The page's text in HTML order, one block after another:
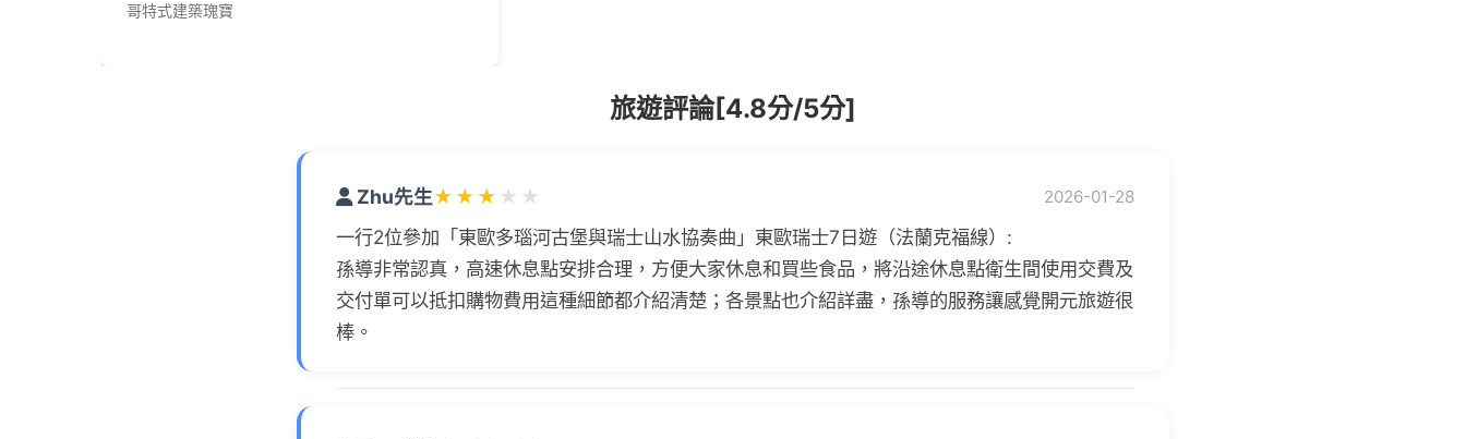
哥特式建築瑰寶
旅遊評論[4.8分/5分]
Zhu先生★ ★ ★ ★ ★ 2026-01-28
一行2位參加「東歐多瑙河古堡與瑞士山水協奏曲」東歐瑞士7日遊（法蘭克福線）:
孫導非常認真，高速休息點安排合理，方便大家休息和買些食品，將沿途休息點衛生間使用交費及
交付單可以抵扣購物費用這種細節都介紹清楚；各景點也介紹詳盡，孫導的服務讓感覺開元旅遊很
棒。